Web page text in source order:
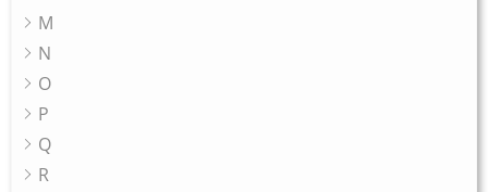
M
N
O
P
Q
R